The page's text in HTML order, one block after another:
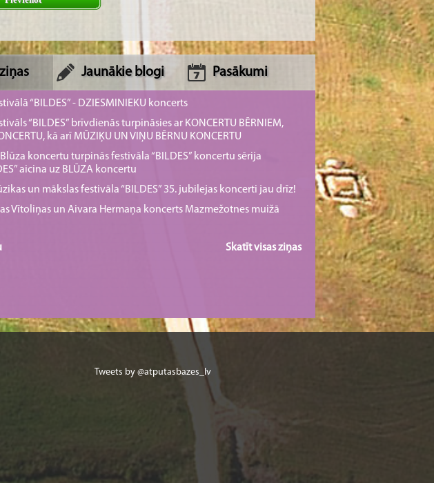
Jaunākie blogi Pasākumi
“BILDES” - DZIESMINIEKU koncerts
“BILDES” brīvdienās turpināsies ar KONCERTU BĒRNIEM,
kā arī MŪZIĶU UN VIŅU BĒRNU KONCERTU
koncertu turpinās festivāla “BILDES” koncertu sērija
aicina uz BLŪZA koncertu
un mākslas festivāla “BILDES” 35. jubilejas koncerti jau drīz!
Vītoliņas un Aivara Hermaņa koncerts Mazmežotnes muižā
Skatīt visas ziņas
Tweets by @atputasbazes_lv